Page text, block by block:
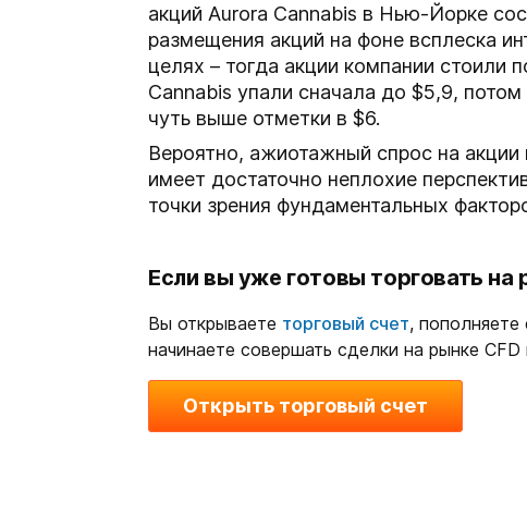
акций Aurora Cannabis в Нью-Йорке
размещения акций на фоне всплеска
целях – тогда акции компании стоили
Cannabis упали сначала до $5,9,
чуть выше отметки в $6.
Вероятно, ажиотажный спрос на
имеет достаточно неплохие
точки зрения фундаментальных
Если вы уже готовы торговать на
Вы открываете торговый счет, пополняете
начинаете совершать сделки на рынке CFD
Открыть торговый счет